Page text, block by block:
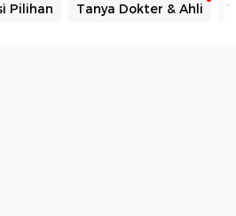
Pilihan Tanya Dokter & Ahli